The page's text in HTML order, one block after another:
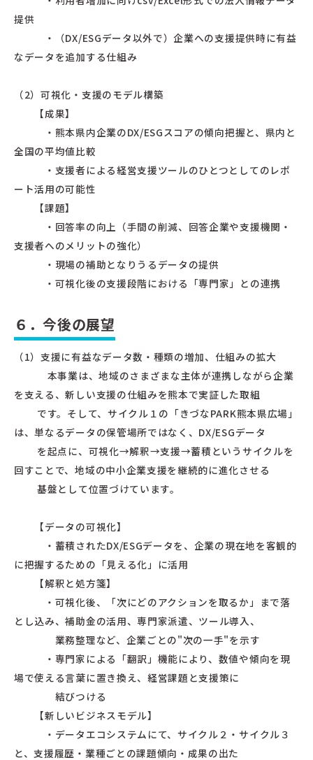
提供
・（DX/ESGデータ以外で）企業への支援提供時に有益
なデータを追加する仕組み
（2）可視化・支援のモデル構築
【成果】
・熊本県内企業のDX/ESGスコアの傾向把握と、県内と
全国の平均値比較
・支援者による経営支援ツールのひとつとしてのレポ
ート活用の可能性
【課題】
・回答率の向上（手間の削減、回答企業や支援機関・
支援者へのメリットの強化）
・現場の補助となりうるデータの提供
・可視化後の支援段階における「専門家」との連携
６．今後の展望
（1）支援に有益なデータ数・種類の増加、仕組みの拡大
本事業は、地域のさまざまな主体が連携しながら企業
を支える、新しい支援の仕組みを熊本で実証した取組
です。そして、サイクル１の「きづなPARK熊本県広場」
は、単なるデータの保管場所ではなく、DX/ESGデータ
を起点に、可視化→解釈→支援→蓄積というサイクルを
回すことで、地域の中小企業支援を継続的に進化させる
基盤として位置づけています。
【データの可視化】
・蓄積されたDX/ESGデータを、企業の現在地を客観的
に把握するための「見える化」に活用
【解釈と処方箋】
・可視化後、「次にどのアクションを取るか」まで落
とし込み、補助金の活用、専門家派遣、ツール導入、
業務整理など、企業ごとの"次の一手"を示す
・専門家による「翻訳」機能により、数値や傾向を現
場で使える言葉に置き換え、経営課題と支援策に
結びつける
【新しいビジネスモデル】
・データエコシステムにて、サイクル２・サイクル３
と、支援履歴・業種ごとの課題傾向・成果の出た